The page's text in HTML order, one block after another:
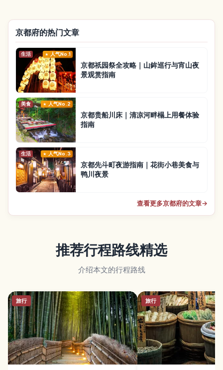
京都府的热门文章
生活 人气No.1
京都祇园祭全攻略｜山鉾巡行与宵山夜
景观赏指南
美食 人气No.2
京都贵船川床｜清凉河畔榻上用餐体验
指南
生活 人气No.3
京都先斗町夜游指南｜花街小巷美食与
鸭川夜景
查看更多京都府的文章→
推荐行程路线精选
介绍本文的行程路线
旅行 旅行